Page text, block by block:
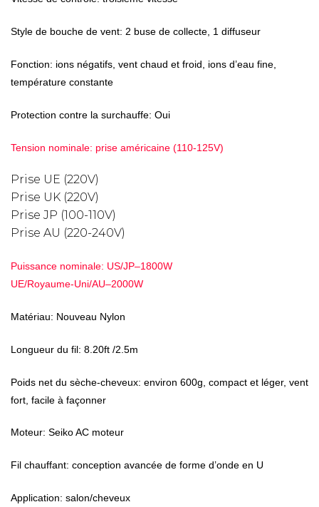
Style de bouche de vent: 2 buse de collecte, 1 diffuseur
Fonction: ions négatifs, vent chaud et froid, ions d’eau fine,
température constante
Protection contre la surchauffe: Oui
Tension nominale: prise américaine (110-125V)
Prise UE (220V)
Prise UK (220V)
Prise JP (100-110V)
Prise AU (220-240V)
Puissance nominale: US/JP–1800W
UE/Royaume-Uni/AU–2000W
Matériau: Nouveau Nylon
Longueur du fil: 8.20ft /2.5m
Poids net du sèche-cheveux: environ 600g, compact et léger, vent
fort, facile à façonner
Moteur: Seiko AC moteur
Fil chauffant: conception avancée de forme d’onde en U
Application: salon/cheveux